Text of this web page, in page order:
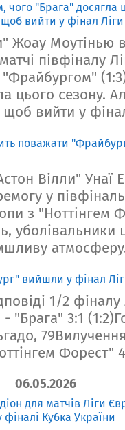
"Брага" досягла
вийти у фінал
Жоау Моутінью
півфіналу
"Фрайбургом"
цього сезону.
вийти у
поважати
Вілли" Унаї
у
з "Ноттінгем
уболівальники
вийшли у фінал
1/2 фіналу
"Брага" 3:1
Форест"
06.05.2026
для матчів Ліги
Кубка України